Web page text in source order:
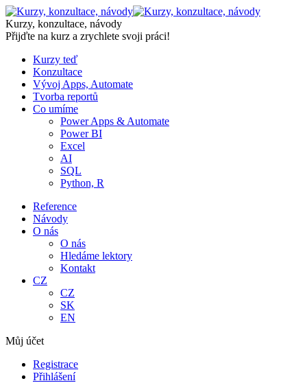
Skip
to
content
Kurzy, konzultace, návody
Přijďte na kurz a zrychlete svoji práci!
Kurzy teď
Konzultace
Vývoj Apps, Automate
Tvorba reportů
Co umíme
Power Apps & Automate
Power BI
Excel
AI
SQL
Python, R
Reference
Návody
O nás
O nás
Hledáme lektory
Kontakt
CZ
CZ
SK
EN
Můj účet
Registrace
Přihlášení